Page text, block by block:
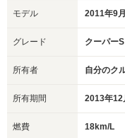
モデル 2011年9
グレード クーパーS
所有者 自分のク
所有期間 2013年12
燃費 18km/L